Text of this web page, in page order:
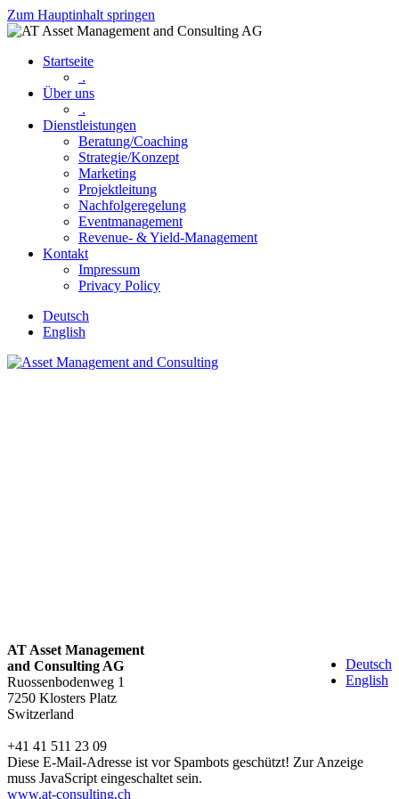
Zum Hauptinhalt springen
Startseite
.
Über uns
.
Dienstleistungen
Beratung/Coaching
Strategie/Konzept
Marketing
Projektleitung
Nachfolgeregelung
Eventmanagement
Revenue- & Yield-Management
Kontakt
Impressum
Privacy Policy
Deutsch
English
Deutsch
English
AT Asset Management
and Consulting AG
Ruossenbodenweg 1
7250 Klosters Platz
Switzerland
+41 41 511 23 09
Diese E-Mail-Adresse ist vor Spambots geschützt! Zur Anzeige
muss JavaScript eingeschaltet sein.
www.at-consulting.ch